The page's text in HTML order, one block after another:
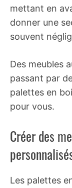
mettant en
donner une
souvent
Des meubles
passant par
palettes en
pour vous.
Créer des
Les palettes